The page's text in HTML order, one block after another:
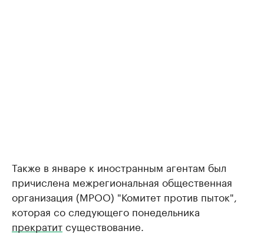
Также в январе к иностранным агентам был
причислена межрегиональная общественная
организация (МРОО) "Комитет против пыток",
которая со следующего понедельника
прекратитсуществование.